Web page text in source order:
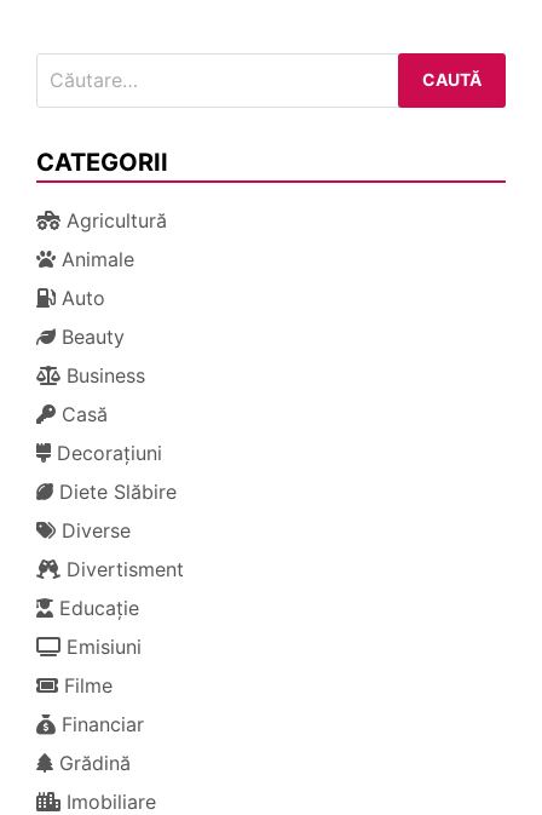
după:
CATEGORII
Agricultură
Animale
Auto
Beauty
Business
Casă
Decorațiuni
Diete Slăbire
Diverse
Divertisment
Educație
Emisiuni
Filme
Financiar
Grădină
Imobiliare